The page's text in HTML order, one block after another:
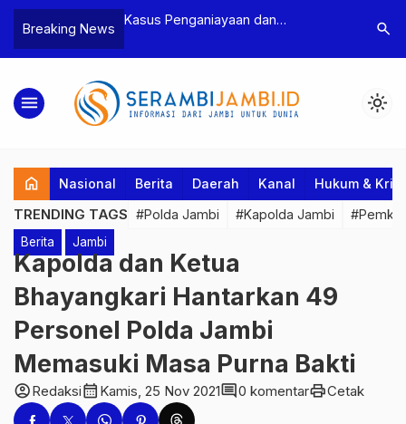
Breaking News
Bea Cukai
Pelaku beserta
dan 146 Gram
Kasus Penganiayaan dan
Tebo Tetapkan Dua Tersangka
Polres
Dua
search
menu light_mode
home Nasional Berita Daerah Kanal Hukum &
TRENDING TAGS #Polda Jambi #Kapolda Jambi
Berita Jambi
Kapolda dan Ketua
Bhayangkari Hantarkan 49
Personel Polda Jambi
Memasuki Masa Purna Bakti
account_circleRedaksicalendar_month Kamis, 25 Nov 2021comment0 komentarprintCetak